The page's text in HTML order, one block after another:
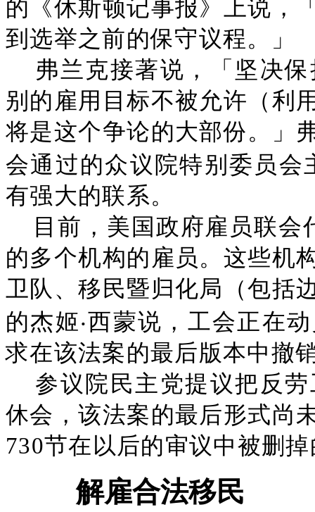
的《休斯顿记事报》上说，
到选举之前的保守议程。」
弗兰克接著说，「坚决
别的雇用目标不被允许（
将是这个争论的大部份。」
会通过的众议院特别委员会
有强大的联系。
目前，美国政府雇员联
的多个机构的雇员。这些机
卫队、移民暨归化局（包括
的杰姬‧西蒙说，工会正在
求在该法案的最后版本中撤
参议院民主党提议把反
休会，该法案的最后形式尚
730节在以后的审议中被删
解雇合法移民